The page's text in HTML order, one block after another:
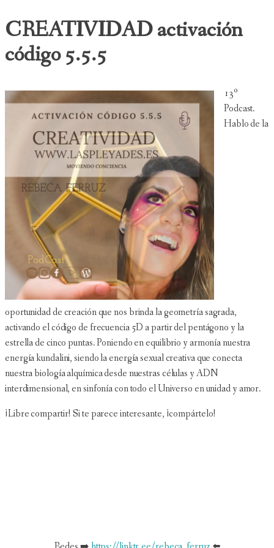
CREATIVIDAD activación
código 5.5.5
13º
Podcast.
Hablo de la
oportunidad de creación que nos brinda la geometría sagrada,
activando el código de frecuencia 5D a partir del pentágono y la
estrella de cinco puntas. Poniendo en equilibrio y armonía nuestra
energía kundalini, siendo la energía sexual creativa que conecta
nuestra biología alquímica desde nuestras células y ADN
interdimensional, en sinfonía con todo el Universo en unidad y amor.
¡Libre compartir! Si te parece interesante, ¡compártelo!